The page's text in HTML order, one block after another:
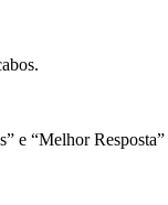
e “Melhor